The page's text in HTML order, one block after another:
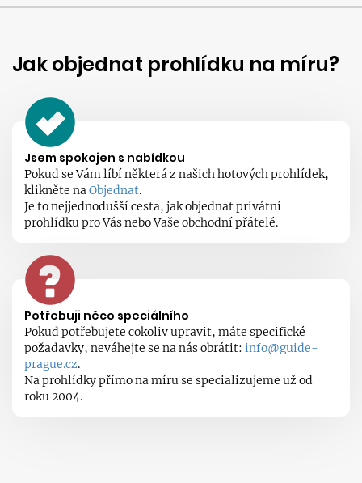
Jak objednat prohlídku na míru?
Jsem spokojen s nabídkou
Pokud se Vám líbí některá z našich hotových prohlídek,
klikněte naObjednat.
Je to nejjednodušší cesta, jak objednat privátní
prohlídku pro Vás nebo Vaše obchodní přátelé.
Potřebuji něco speciálního
Pokud potřebujete cokoliv upravit, máte specifické
požadavky, neváhejte se na nás obrátit: info@guide-
prague.cz.
Na prohlídky přímo na míru se specializujeme už od
roku 2004.